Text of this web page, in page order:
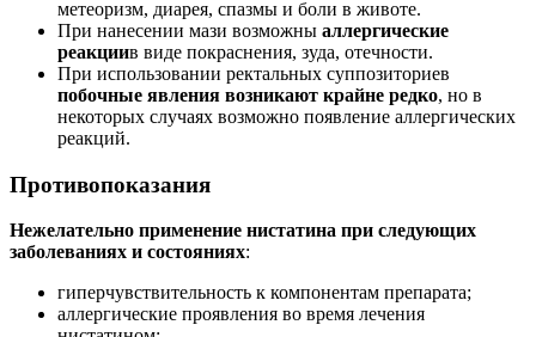
метеоризм, диарея, спазмы и боли в животе.
При нанесении мази возможны аллергические
реакциив виде покраснения, зуда, отечности.
При использовании ректальных суппозиториев
побочные явления возникают крайне редко, но в
некоторых случаях возможно появление аллергических
реакций.
Противопоказания
Нежелательно применение нистатина при следующих
заболеваниях и состояниях:
гиперчувствительность к компонентам препарата;
аллергические проявления во время лечения